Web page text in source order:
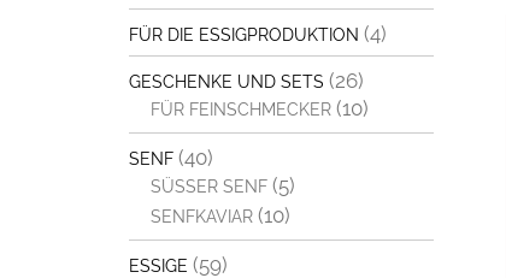
FÜR DIE ESSIGPRODUKTION (4)
GESCHENKE UND SETS (26)
FÜR FEINSCHMECKER (10)
SENF (40)
SÜSSER SENF (5)
SENFKAVIAR (10)
ESSIGE (59)